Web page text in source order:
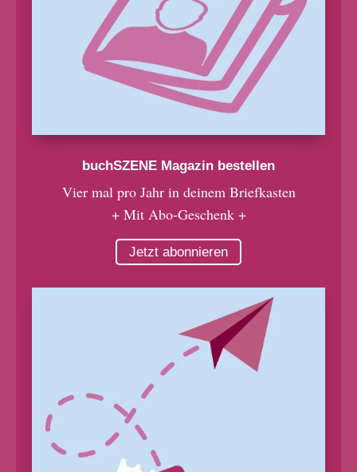
buchSZENE Magazin bestellen
Vier mal pro Jahr in deinem Briefkasten
+ Mit Abo-Geschenk +
Jetzt abonnieren